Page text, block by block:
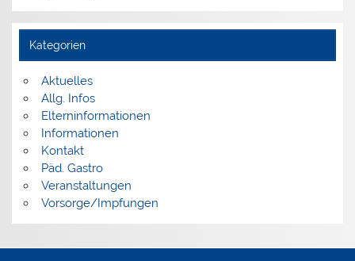
Kategorien
Aktuelles
Allg. Infos
Elterninformationen
Informationen
Kontakt
Päd. Gastro
Veranstaltungen
Vorsorge/Impfungen